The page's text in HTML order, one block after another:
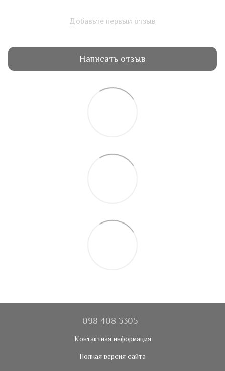
Добавьте первый отзыв
Написать отзыв
098 408 3305
Контактная информация
Полная версия сайта